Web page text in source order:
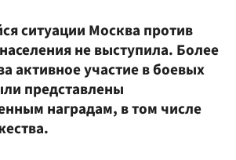
ситуации Москва против
не выступила. Более
активное участие в боевых
представлены
наградам, в том числе